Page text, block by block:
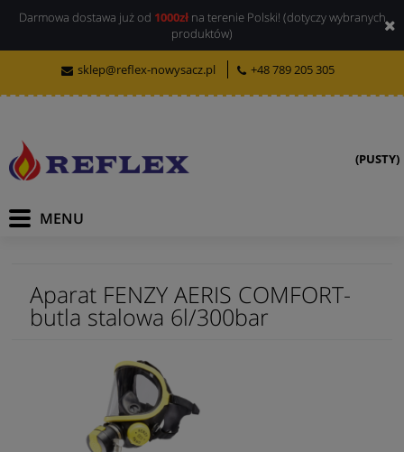
Darmowa dostawa już od 1000złna terenie Polski! (dotyczy wybranych
produktów)
sklep@reflex-nowysacz.pl +48 789 205 305
(PUSTY)
Aparat FENZY AERIS COMFORT-
butla stalowa 6l/300bar